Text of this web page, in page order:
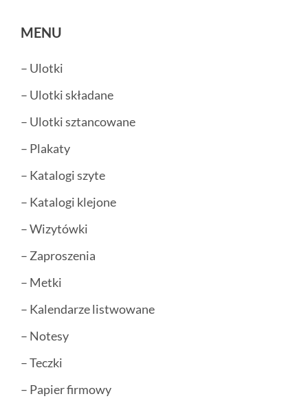
MENU
– Ulotki
– Ulotki składane
– Ulotki sztancowane
– Plakaty
– Katalogi szyte
– Katalogi klejone
– Wizytówki
– Zaproszenia
– Metki
– Kalendarze listwowane
– Notesy
– Teczki
– Papier firmowy